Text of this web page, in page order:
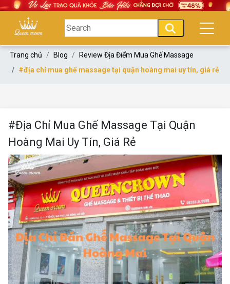
Trang chủ Blog
Review Địa Điểm Mua Ghế Massage
#địa chỉ mua ghế massage tại quận hoàng mai uy tín, giá rẻ
#Địa Chỉ Mua Ghế Massage Tại Quận
Hoàng Mai Uy Tín, Giá Rẻ